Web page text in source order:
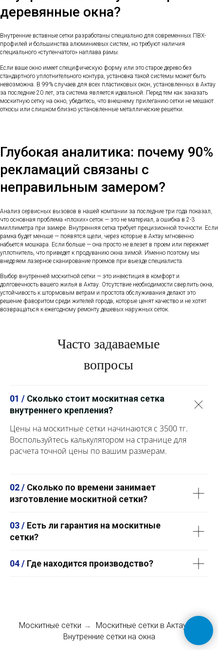
деревянные окна?
Внутренние вставные сетки разработаны специально для современных ПВХ-
профилей и большинства алюминиевых систем, но требуют наличия
специального «ступенчатого» наплава рамы.
Если ваше окно имеет специфическую форму или это старое дерево без
стандартного уплотнительного контура, установка такой системы может быть
невозможна. В 99% случаев для всех пластиковых окон, установленных в Актау
за последние 20 лет, эта система является идеальной. Перед тем как заказать
москитную сетку на окно, убедитесь, что внешнему прилеганию сетки не мешают
откосы или слишком близко установленные металлические решетки.
Глубокая аналитика: почему 90%
рекламаций связаны с
неправильным замером?
Анализ сервисных вызовов в нашей компании за последние три года показал,
что основная проблема «плохих» сеток — это не материал, а ошибка в 2-3
миллиметра при замере. Внутренняя сетка требует прецизионной точности. Если
рамка будет меньше — появятся щели, через которые в Актау мгновенно
набьется мошкара. Если больше — она просто не влезет в проем или пережмет
уплотнитель, что приведет к продуванию окна зимой. Именно поэтому мы
внедряем лазерное сканирование проемов при выезде специалиста.
Выбор внутренней москитной сетки — это инвестиция в комфорт и
долговечность вашего жилья в Актау. Отсутствие необходимости сверлить окна,
устойчивость к штормовым ветрам и простота обслуживания делают это
решение фаворитом среди жителей города, которые ценят качество и не хотят
возвращаться к ежегодному ремонту дешевых наружных сеток.
Часто задаваемые
вопросы
01 / Сколько стоит москитная сетка
внутреннего крепления?
Цены на москитные сетки начинаются с 3500 тг.
Воспользуйтесь калькулятором на странице для
расчета точной цены по вашим размерам.
02 / Сколько по времени занимает
изготовление москитной сетки?
03 / Есть ли гарантия на москитные
сетки?
04 / Где находится производство?
Москитные сетки → Москитные сетки в Актау
Внутренние сетки на окна